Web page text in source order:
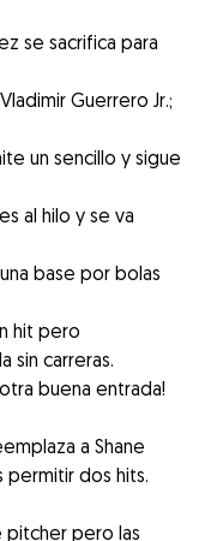
se sacrifica para
Guerrero Jr.;
un sencillo y sigue
al hilo y se va
base por bolas
hit pero
sin carreras.
buena entrada!
a Shane
permitir dos hits.
pitcher pero las